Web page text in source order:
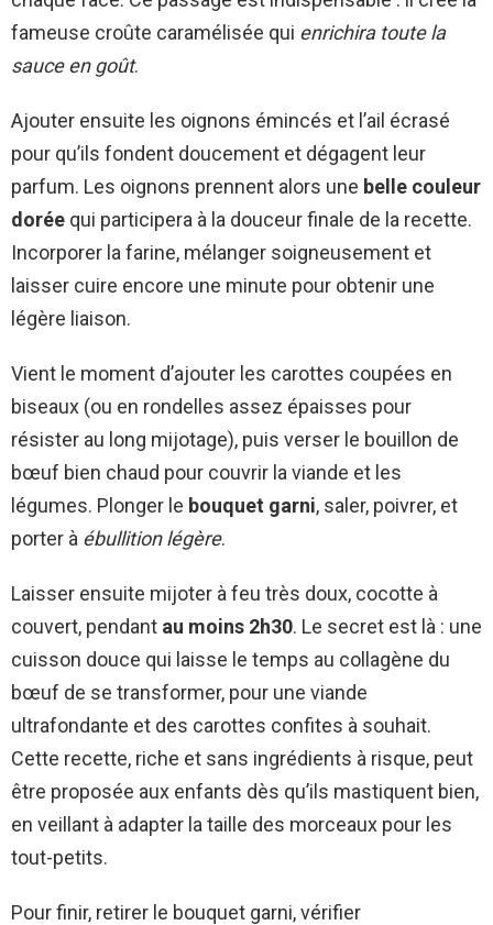
fameuse croûte caramélisée qui enrichira toute la
sauce en goût.
Ajouter ensuite les oignons émincés et l’ail écrasé
pour qu’ils fondent doucement et dégagent leur
parfum. Les oignons prennent alors une belle couleur
dorée qui participera à la douceur finale de la recette.
Incorporer la farine, mélanger soigneusement et
laisser cuire encore une minute pour obtenir une
légère liaison.
Vient le moment d’ajouter les carottes coupées en
biseaux (ou en rondelles assez épaisses pour
résister au long mijotage), puis verser le bouillon de
bœuf bien chaud pour couvrir la viande et les
légumes. Plonger le bouquet garni, saler, poivrer, et
porter à ébullition légère.
Laisser ensuite mijoter à feu très doux, cocotte à
couvert, pendant au moins 2h30. Le secret est là : une
cuisson douce qui laisse le temps au collagène du
bœuf de se transformer, pour une viande
ultrafondante et des carottes confites à souhait.
Cette recette, riche et sans ingrédients à risque, peut
être proposée aux enfants dès qu’ils mastiquent bien,
en veillant à adapter la taille des morceaux pour les
tout-petits.
Pour finir, retirer le bouquet garni, vérifier